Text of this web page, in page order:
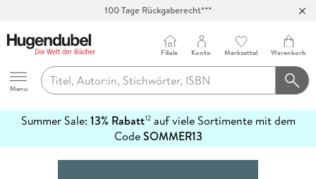
100 Tage Rückgaberecht***
Hugendubel
Menu
Filiale Konto Merkzettel Warenkorb
Summer Sale: 13% Rabatt12auf viele Sortimente mit dem
CodeSOMMER13
erfahren